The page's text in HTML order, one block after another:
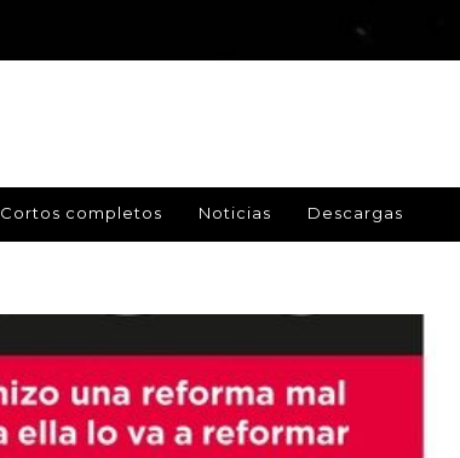
Cortos completos Noticias Descargas